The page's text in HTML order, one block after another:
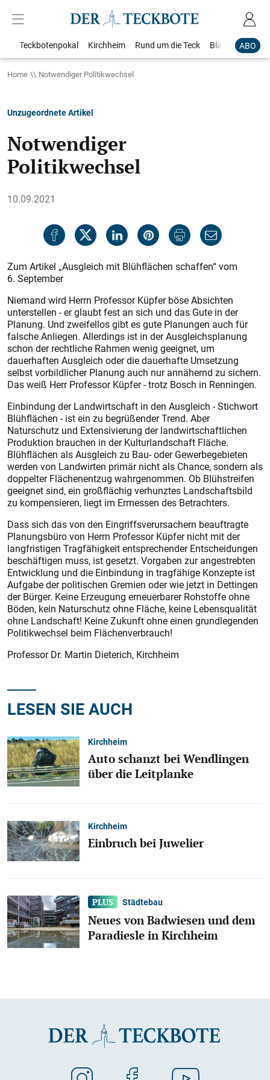
ABO
Teckbotenpokal Kirchheim Rund um die Teck Blaulicht
Home Notwendiger Politikwechsel
Unzugeordnete Artikel
Notwendiger
Politikwechsel
10.09.2021
Zum Artikel „Ausgleich mit Blühflächen schaffen“ vom
6. September
Niemand wird Herrn Professor Küpfer böse Absichten
unterstellen - er glaubt fest an sich und das Gute in der
Planung. Und zweifellos gibt es gute Planungen auch für
falsche Anliegen. Allerdings ist in der Ausgleichsplanung
schon der rechtliche Rahmen wenig geeignet, um
dauerhaften Ausgleich oder die dauerhafte Umsetzung
selbst vorbildlicher Planung auch nur annähernd zu sichern.
Das weiß Herr Professor Küpfer - trotz Bosch in Renningen.
Einbindung der Landwirtschaft in den Ausgleich - Stichwort
Blühflächen - ist ein zu begrüßender Trend. Aber
Naturschutz und Extensivierung der landwirtschaftlichen
Produktion brauchen in der Kulturlandschaft Fläche.
Blühflächen als Ausgleich zu Bau- oder Gewerbegebieten
werden von Landwirten primär nicht als Chance, sondern als
doppelter Flächenentzug wahrgenommen. Ob Blühstreifen
geeignet sind, ein großflächig verhunztes Landschaftsbild
zu kompensieren, liegt im Ermessen des Betrachters.
Dass sich das von den Eingriffsverursachern beauftragte
Planungsbüro von Herrn Professor Küpfer nicht mit der
langfristigen Tragfähigkeit entsprechender Entscheidungen
beschäftigen muss, ist gesetzt. Vorgaben zur angestrebten
Entwicklung und die Einbindung in tragfähige Konzepte ist
Aufgabe der politischen Gremien oder wie jetzt in Dettingen
der Bürger. Keine Erzeugung erneuerbarer Rohstoffe ohne
Böden, kein Naturschutz ohne Fläche, keine Lebensqualität
ohne Landschaft! Keine Zukunft ohne einen grundlegenden
Politikwechsel beim Flächenverbrauch!
Professor Dr. Martin Dieterich, Kirchheim
LESEN SIE AUCH
Kirchheim
Auto schanzt bei Wendlingen
über die Leitplanke
Kirchheim
Einbruch bei Juwelier
Städtebau
Neues von Badwiesen und dem
Paradiesle in Kirchheim